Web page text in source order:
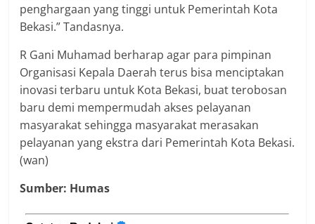
penghargaan yang tinggi untuk Pemerintah Kota
Bekasi.” Tandasnya.
R Gani Muhamad berharap agar para pimpinan
Organisasi Kepala Daerah terus bisa menciptakan
inovasi terbaru untuk Kota Bekasi, buat terobosan
baru demi mempermudah akses pelayanan
masyarakat sehingga masyarakat merasakan
pelayanan yang ekstra dari Pemerintah Kota Bekasi.
(wan)
Sumber: Humas